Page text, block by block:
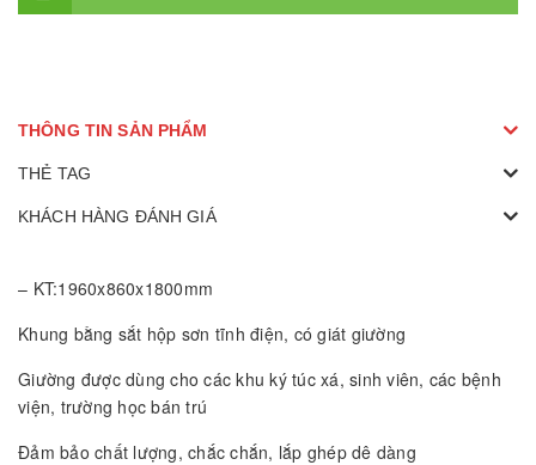
THÔNG TIN SẢN PHẨM
THẺ TAG
KHÁCH HÀNG ĐÁNH GIÁ
– KT:1960x860x1800mm
Khung bằng sắt hộp sơn tĩnh điện, có giát giường
Giường được dùng cho các khu ký túc xá, sinh viên, các bệnh
viện, trường học bán trú
Đảm bảo chất lượng, chắc chắn, lắp ghép dê dàng